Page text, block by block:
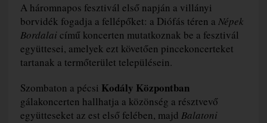
A háromnapos fesztivál első napján a villányi
borvidék fogadja a fellépőket: a Diófás téren a Népek
Bordalaicímű koncerten mutatkoznak be a fesztivál
együttesei, amelyek ezt követően pincekoncerteket
tartanak a termőterület településein.
Szombaton a pécsi Kodály Központban
gálakoncerten hallhatja a közönség a résztvevő
együtteseket az est első felében, majd Balatoni